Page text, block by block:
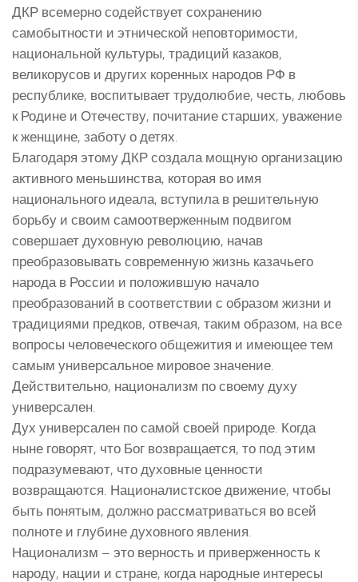
ДКР всемерно содействует сохранению
самобытности и этнической неповторимости,
национальной культуры, традиций казаков,
великорусов и других коренных народов РФ в
республике, воспитывает трудолюбие, честь, любовь
к Родине и Отечеству, почитание старших, уважение
к женщине, заботу о детях.
Благодаря этому ДКР создала мощную организацию
активного меньшинства, которая во имя
национального идеала, вступила в решительную
борьбу и своим самоотверженным подвигом
совершает духовную революцию, начав
преобразовывать современную жизнь казачьего
народа в России и положившую начало
преобразований в соответствии с образом жизни и
традициями предков, отвечая, таким образом, на все
вопросы человеческого общежития и имеющее тем
самым универсальное мировое значение.
Действительно, национализм по своему духу
универсален.
Дух универсален по самой своей природе. Когда
ныне говорят, что Бог возвращается, то под этим
подразумевают, что духовные ценности
возвращаются. Националистское движение, чтобы
быть понятым, должно рассматриваться во всей
полноте и глубине духовного явления.
Национализм – это верность и приверженность к
народу, нации и стране, когда народные интересы